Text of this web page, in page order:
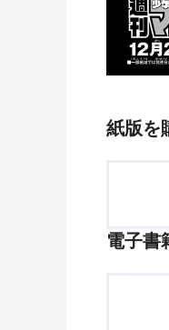
紙版を
電子書